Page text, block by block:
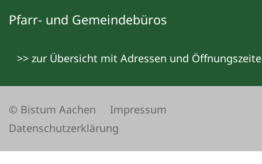
Pfarr- und Gemeindebüros
>> zur Übersicht mit Adressen und
© Bistum Aachen
Impressum
Datenschutzerklärung